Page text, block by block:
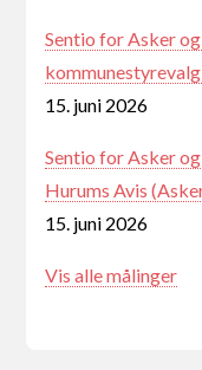
Sentio for Asker
15. juni 2026
Sentio for Asker
Hurums Avis
15. juni 2026
Vis alle målinger